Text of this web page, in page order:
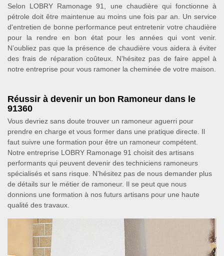
Selon LOBRY Ramonage 91, une chaudière qui fonctionne à
pétrole doit être maintenue au moins une fois par an. Un service
d'entretien de bonne performance peut entretenir votre chaudière
pour la rendre en bon état pour les années qui vont venir.
N’oubliez pas que la présence de chaudière vous aidera à éviter
des frais de réparation coûteux. N’hésitez pas de faire appel à
notre entreprise pour vous ramoner la cheminée de votre maison.
Réussir à devenir un bon Ramoneur dans le
91360
Vous devriez sans doute trouver un ramoneur aguerri pour
prendre en charge et vous former dans une pratique directe. Il
faut suivre une formation pour être un ramoneur compétent.
Notre entreprise LOBRY Ramonage 91 choisit des artisans
performants qui peuvent devenir des techniciens ramoneurs
spécialisés et sans risque. N’hésitez pas de nous demander plus
de détails sur le métier de ramoneur. Il se peut que nous
donnions une formation à nos futurs artisans pour une haute
qualité des travaux.